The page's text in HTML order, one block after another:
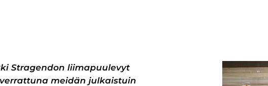
Stragendon liimapuulevyt
meidän julkaistuin